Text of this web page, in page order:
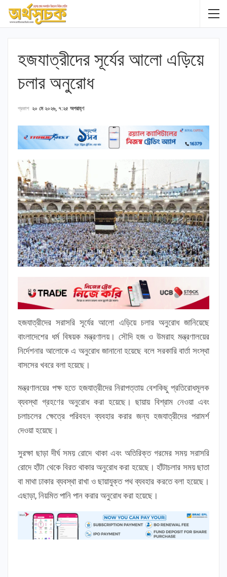
হজযাত্রীদের সূর্যের আলো এড়িয়ে
চলার অনুরোধ
প্রকাশ ২০ মে ২০২৬, ৭:২৫ অপরাহ্ণ
হজযাত্রীদের সরাসরি সূর্যের আলো এড়িয়ে চলার অনুরোধ জানিয়েছে
বাংলাদেশের ধর্ম বিষয়ক মন্ত্রণালয়। সৌদি হজ ও উমরাহ মন্ত্রণালয়ের
নির্দেশনার আলোকে এ অনুরোধ জানানো হয়েছে বলে সরকারি বার্তা সংস্থা
বাসসের খবরে বলা হয়েছে।
মন্ত্রণালয়ের পক্ষ হতে হজযাত্রীদের নিরাপত্তায় বেশকিছু প্রতিরোধমূলক
ব্যবস্থা গ্রহণের অনুরোধ করা হয়েছে। ছায়ায় বিশ্রাম নেওয়া এবং
চলাচলের ক্ষেত্রে পরিবহন ব্যবহার করার জন্য হজযাত্রীদের পরামর্শ
দেওয়া হয়েছে।
সুরক্ষা ছাড়া দীর্ঘ সময় রোদে থাকা এবং অতিরিক্ত গরমের সময় সরাসরি
রোদে হাঁটা থেকে বিরত থাকার অনুরোধ করা হয়েছে। হাঁটাচলার সময় ছাতা
বা মাথা ঢাকার ব্যবস্থা রাখা ও ছায়াযুক্ত পথ ব্যবহার করতে বলা হয়েছে।
এছাড়া, নিয়মিত পানি পান করার অনুরোধ করা হয়েছে।